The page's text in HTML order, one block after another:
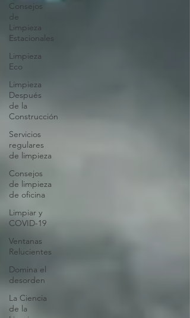
Consejos
de
Limpieza
Estacionales
Limpieza
Eco
Limpieza
Después
de la
Construcción
Servicios
regulares
de limpieza
Consejos
de limpieza
de oficina
Limpiar y
COVID-19
Ventanas
Relucientes
Domina el
desorden
La Ciencia
de la